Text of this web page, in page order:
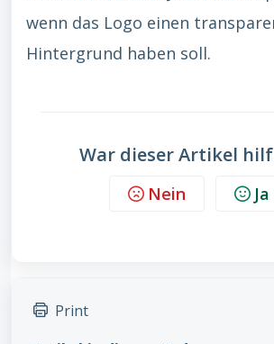
wenn das Logo einen
Hintergrund haben soll.
War dieser Artikel
Nein Ja
Print